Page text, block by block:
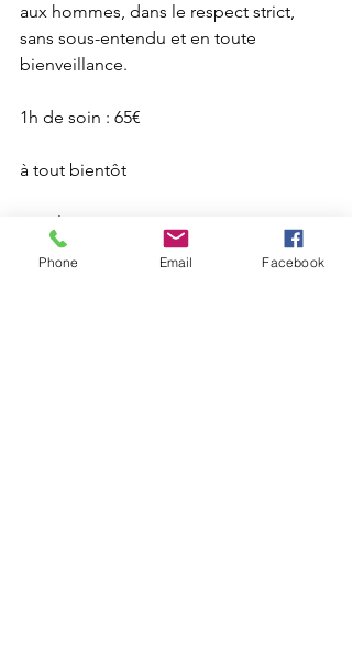
aux hommes, dans le respect strict,
sans sous-entendu et en toute
bienveillance.
1h de soin : 65€
à tout bientôt
Amélie
Phone Email Facebook